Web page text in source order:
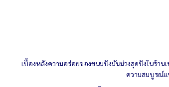
เบื้องหลังความอร่อยของขนมปังมันม่วงสุดปังในร้านเ
ความสมบูรณ์